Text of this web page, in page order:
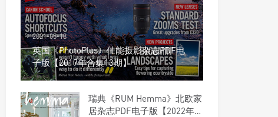
2021-05-18
英国《PhotoPlus》佳能摄影杂志PDF电
子版【2017年合集13期】
瑞典《RUM Hemma》北欧家
居杂志PDF电子版【2022年合